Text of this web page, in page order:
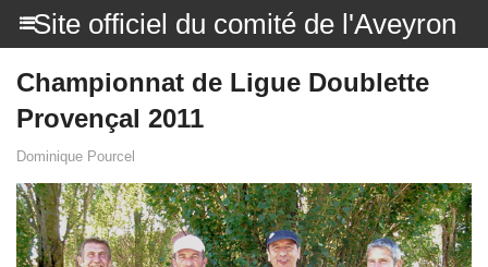
Site officiel du comité de l'Aveyron
Championnat de Ligue Doublette
Provençal 2011
Dominique Pourcel